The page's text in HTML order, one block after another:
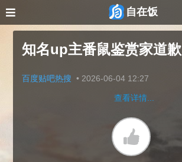
自在饭
知名up主番鼠鉴赏家道歉
百度贴吧热搜 • 2026-06-04 12:27
查看详情...